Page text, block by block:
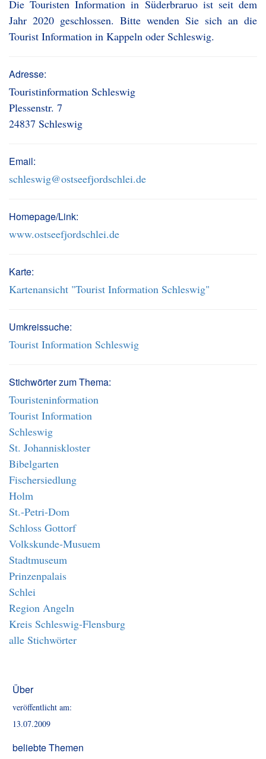
Die Touristen Information in Süderbraruo ist seit dem
Jahr 2020 geschlossen. Bitte wenden Sie sich an die
Tourist Information in Kappeln oder Schleswig.
Adresse:
Touristinformation Schleswig
Plessenstr. 7
24837 Schleswig
Email:
schleswig@ostseefjordschlei.de
Homepage/Link:
www.ostseefjordschlei.de
Karte:
Kartenansicht "Tourist Information Schleswig"
Umkreissuche:
Tourist Information Schleswig
Stichwörter zum Thema:
Touristeninformation
Tourist Information
Schleswig
St. Johanniskloster
Bibelgarten
Fischersiedlung
Holm
St.-Petri-Dom
Schloss Gottorf
Volkskunde-Musuem
Stadtmuseum
Prinzenpalais
Schlei
Region Angeln
Kreis Schleswig-Flensburg
alle Stichwörter
Über
veröffentlicht am:
13.07.2009
beliebte Themen